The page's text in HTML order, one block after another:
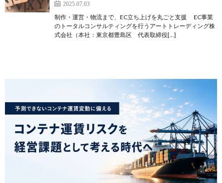
2025.07.03
制作・運営・物流まで、EC立ち上げを丸ごと支援 EC事業
のトータルコンサルティングを行うアートトレーディング株
式会社（本社：東京都豊島区 代表取締役[…]